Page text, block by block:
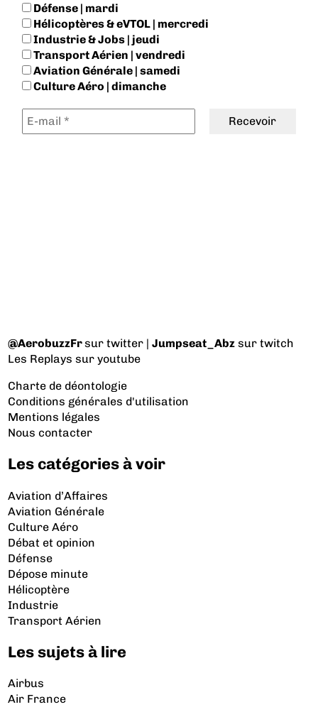
Défense | mardi
Hélicoptères & eVTOL | mercredi
Industrie & Jobs | jeudi
Transport Aérien | vendredi
Aviation Générale | samedi
Culture Aéro | dimanche
@AerobuzzFrsur twitter |Jumpseat_Abz sur twitch
Les Replays sur youtube
Charte de déontologie
Conditions générales d'utilisation
Mentions légales
Nous contacter
Les catégories à voir
Aviation d’Affaires
Aviation Générale
Culture Aéro
Débat et opinion
Défense
Dépose minute
Hélicoptère
Industrie
Transport Aérien
Les sujets à lire
Airbus
Air France